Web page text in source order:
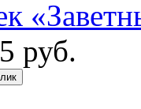
руб.